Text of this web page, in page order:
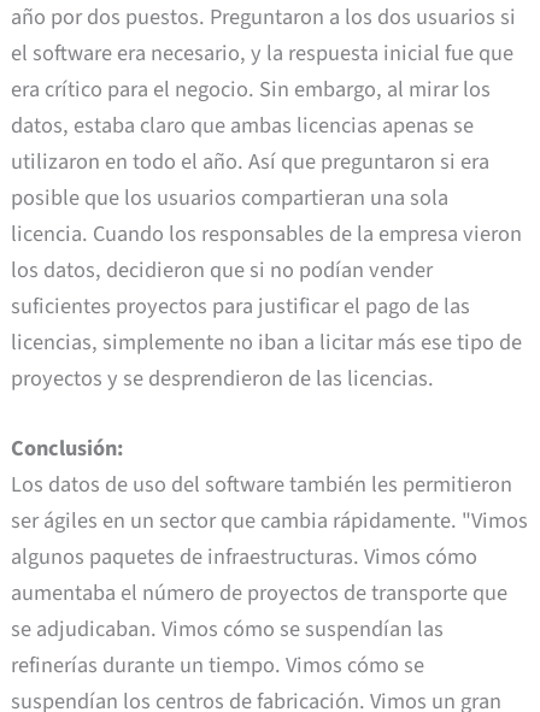
año por dos puestos. Preguntaron a los dos usuarios si
el software era necesario, y la respuesta inicial fue que
era crítico para el negocio. Sin embargo, al mirar los
datos, estaba claro que ambas licencias apenas se
utilizaron en todo el año. Así que preguntaron si era
posible que los usuarios compartieran una sola
licencia. Cuando los responsables de la empresa vieron
los datos, decidieron que si no podían vender
suficientes proyectos para justificar el pago de las
licencias, simplemente no iban a licitar más ese tipo de
proyectos y se desprendieron de las licencias.
Conclusión:
Los datos de uso del software también les permitieron
ser ágiles en un sector que cambia rápidamente. "Vimos
algunos paquetes de infraestructuras. Vimos cómo
aumentaba el número de proyectos de transporte que
se adjudicaban. Vimos cómo se suspendían las
refinerías durante un tiempo. Vimos cómo se
suspendían los centros de fabricación. Vimos un gran